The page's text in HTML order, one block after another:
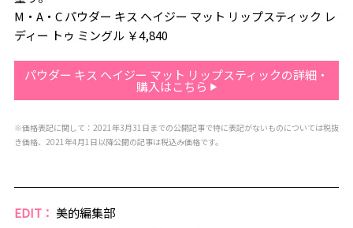
M・A・C パウダー キス ヘイジー マット リップスティック レ
ディー トゥ ミングル ￥4,840
パウダー キス ヘイジー マット リップスティックの詳細・
購入はこちら
※価格表記に関して：2021年3月31日までの公開記事で特に表記がないものについては税抜
き価格、2021年4月1日以降公開の記事は税込み価格です。
EDIT： 美的編集部